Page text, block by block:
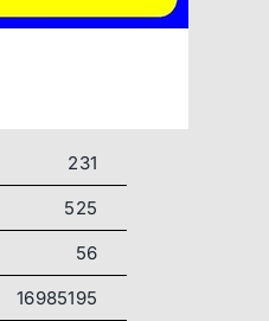
231
525
56
16985195